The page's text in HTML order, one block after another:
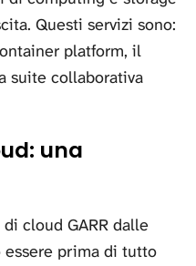
Questi servizi sono:
platform, il
suite collaborativa
una
cloud GARR dalle
prima di tutto